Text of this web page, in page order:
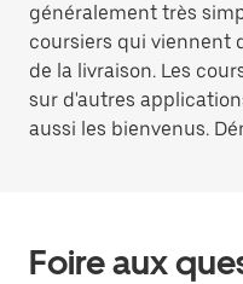
généralement très
coursiers qui viennent
de la livraison. Les
sur d'autres
aussi les bienvenus.
Foire aux